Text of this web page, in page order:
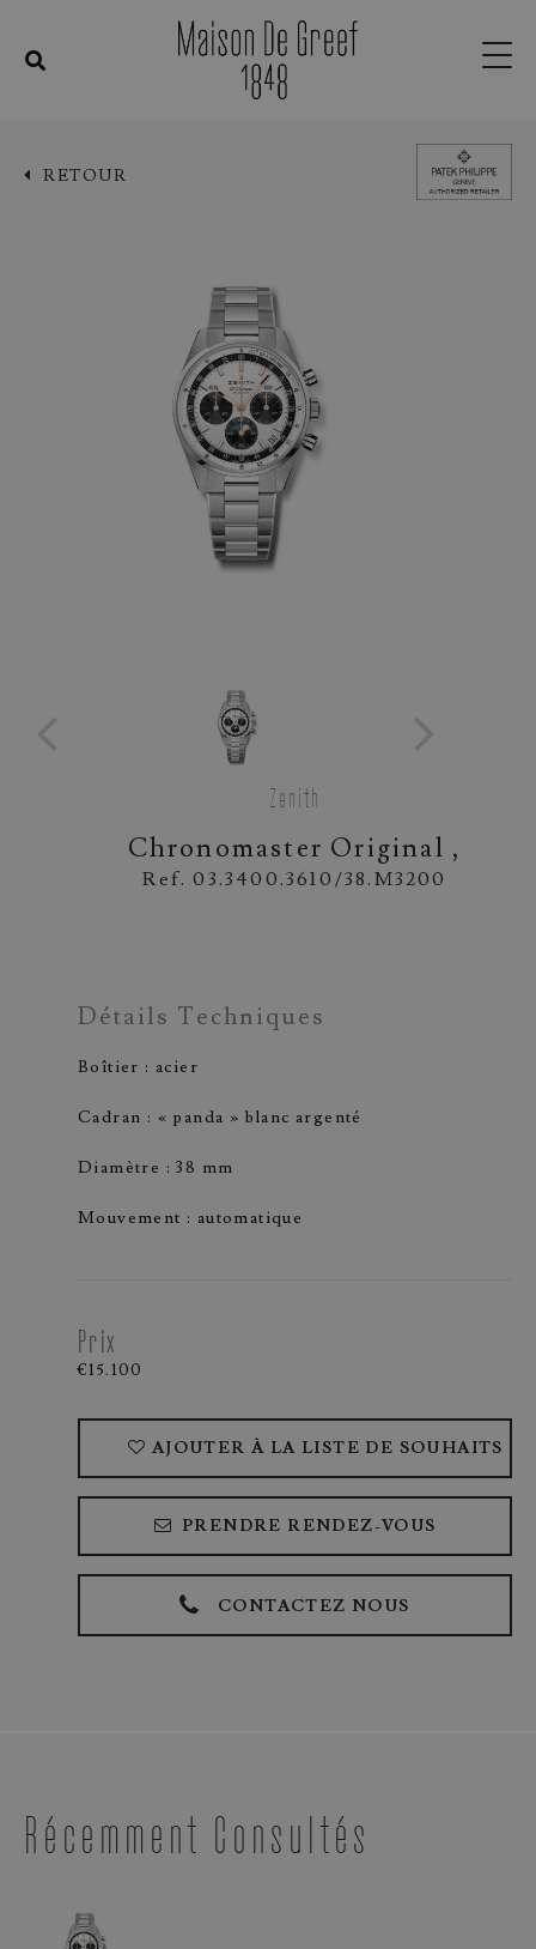
RETOUR
Zenith
Chronomaster Original ,
Ref. 03.3400.3610/38.M3200
Détails Techniques
Boîtier : acier
Cadran : « panda » blanc argenté
Diamètre : 38 mm
Mouvement : automatique
Prix
€15.100
AJOUTER À LA LISTE DE SOUHAITS
PRENDRE RENDEZ-VOUS
CONTACTEZ NOUS
Récemment Consultés